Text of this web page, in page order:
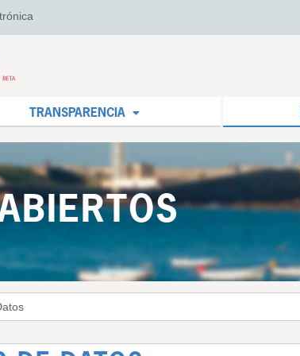
TRANSPARENCIA